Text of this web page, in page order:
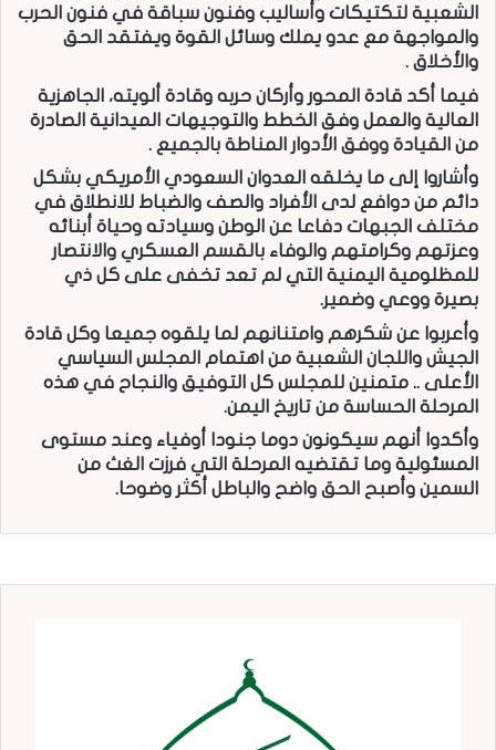
الشعبية لتكتيكات وأساليب وفنون سباقة في فنون الحرب
والمواجهة مع عدو يملك وسائل القوة ويفتقد الحق
والأخلاق .
فيما أكد قادة المحور وأركان حربه وقادة ألويته، الجاهزية
العالية والعمل وفق الخطط والتوجيهات الميدانية الصادرة
من القيادة ووفق الأدوار المناطة بالجميع .
وأشاروا إلى ما يخلقه العدوان السعودي الأمريكي بشكل
دائم من دوافع لدى الأفراد والصف والضباط للانطلاق في
مختلف الجبهات دفاعا عن الوطن وسيادته وحياة أبنائه
وعزتهم وكرامتهم والوفاء بالقسم العسكري والانتصار
للمظلومية اليمنية التي لم تعد تخفى على كل ذي
بصيرة ووعي وضمير.
وأعربوا عن شكرهم وامتنانهم لما يلقوه جميعا وكل قادة
الجيش واللجان الشعبية من اهتمام المجلس السياسي
الأعلى .. متمنين للمجلس كل التوفيق والنجاح في هذه
المرحلة الحساسة من تاريخ اليمن.
وأكدوا أنهم سيكونون دوما جنودا أوفياء وعند مستوى
المسئولية وما تقتضيه المرحلة التي فرزت الغث من
السمين وأصبح الحق واضح والباطل أكثر وضوحا.